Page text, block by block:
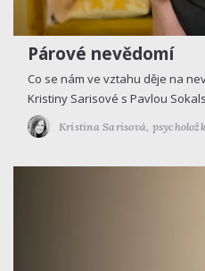
Párové nevědomí
Co se nám ve vztahu děje na
Kristiny Sarisové s Pavlou
Kristina Sarisová,